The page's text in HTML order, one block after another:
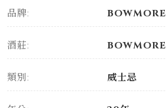
品牌: BOWMORE
酒莊: BOWMORE
類別: 威士忌